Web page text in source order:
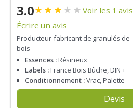
3.0★★★★ ★ Voir les 1 avis
Écrire un avis
Producteur-fabricant de granulés de
bois
Essences :Résineux
Labels :France Bois Bûche, DIN +
Conditionnement :Vrac, Palette
Devis